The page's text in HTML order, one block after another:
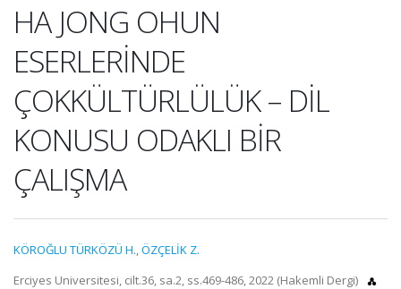
HA JONG OHUN
ESERLERİNDE
ÇOKKÜLTÜRLÜLÜK – DİL
KONUSU ODAKLI BİR
ÇALIŞMA
KÖROĞLU TÜRKÖZÜ H.,ÖZÇELİK Z.
Erciyes Universitesi, cilt.36, sa.2, ss.469-486, 2022 (Hakemli Dergi)